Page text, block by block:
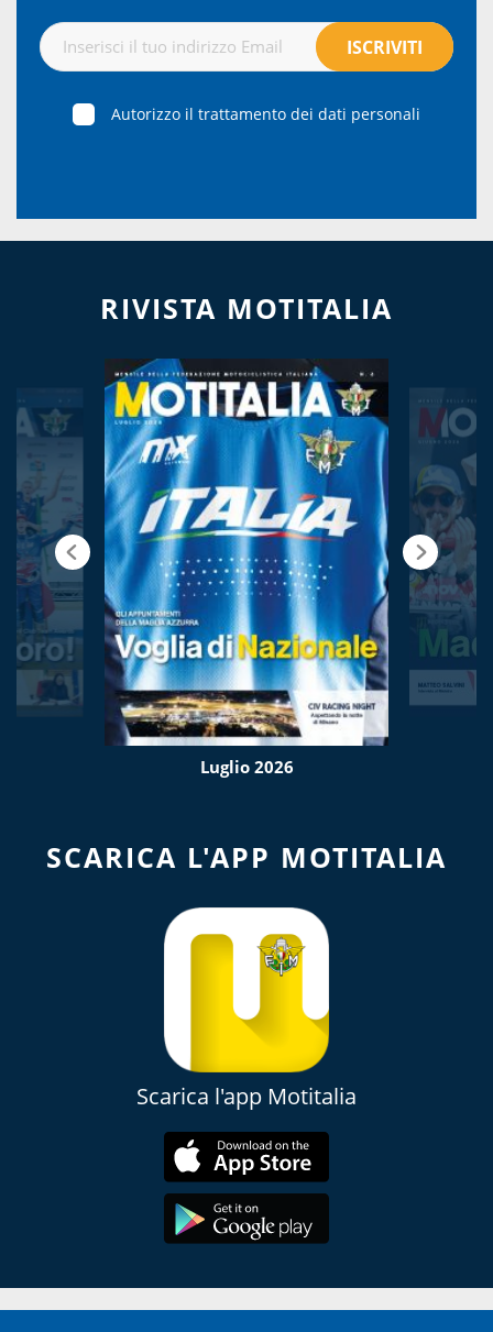
Autorizzo il trattamento dei dati personali
RIVISTA MOTITALIA
Luglio 2026
SCARICA L'APP MOTITALIA
Scarica l'app Motitalia